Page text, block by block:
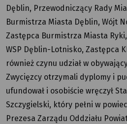
Dęblin, Przewodniczący Rady
Burmistrza Miasta Dęblin, Wójt
Zastępca Burmistrza Miasta
WSP Dęblin-Lotnisko, Zastępca
również czynu udział w
Zwycięzcy otrzymali dyplomy i
ufundował i osobiście wręczył
Szczygielski, który pełni w
Prezesa Zarządu Oddziału